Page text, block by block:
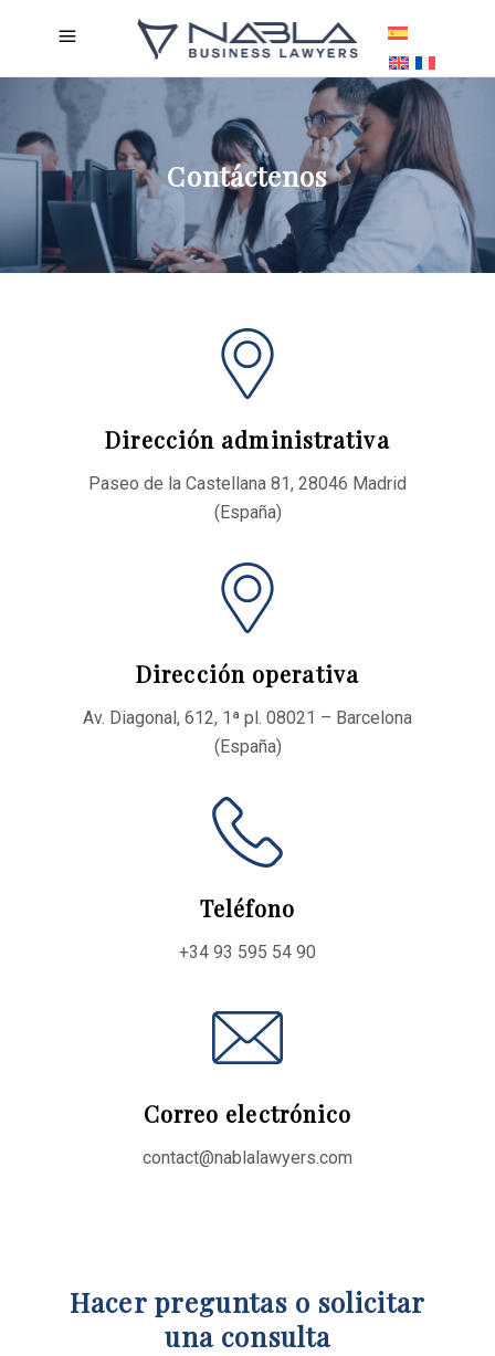
Contáctenos
Dirección administrativa
Paseo de la Castellana 81, 28046 Madrid
(España)
Dirección operativa
Av. Diagonal, 612, 1ª pl. 08021 – Barcelona
(España)
Teléfono
+34 93 595 54 90
Correo electrónico
contact@nablalawyers.com
Hacer preguntas o solicitar
una consulta